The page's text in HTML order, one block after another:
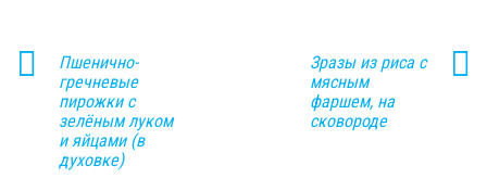
Пшенично-
гречневые
пирожки с
зелёным луком
и яйцами (в
духовке)
Зразы из риса с
мясным
фаршем, на
сковороде